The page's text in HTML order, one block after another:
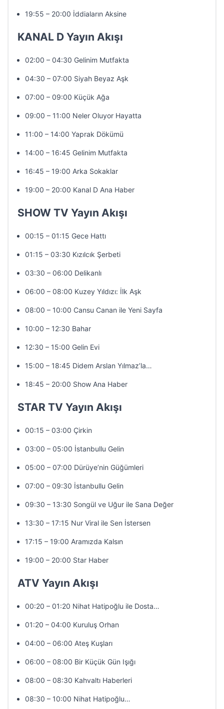
19:55 – 20:00 İddiaların Aksine
KANAL D Yayın Akışı
02:00 – 04:30 Gelinim Mutfakta
04:30 – 07:00 Siyah Beyaz Aşk
07:00 – 09:00 Küçük Ağa
09:00 – 11:00 Neler Oluyor Hayatta
11:00 – 14:00 Yaprak Dökümü
14:00 – 16:45 Gelinim Mutfakta
16:45 – 19:00 Arka Sokaklar
19:00 – 20:00 Kanal D Ana Haber
SHOW TV Yayın Akışı
00:15 – 01:15 Gece Hattı
01:15 – 03:30 Kızılcık Şerbeti
03:30 – 06:00 Delikanlı
06:00 – 08:00 Kuzey Yıldızı: İlk Aşk
08:00 – 10:00 Cansu Canan ile Yeni Sayfa
10:00 – 12:30 Bahar
12:30 – 15:00 Gelin Evi
15:00 – 18:45 Didem Arslan Yılmaz’la…
18:45 – 20:00 Show Ana Haber
STAR TV Yayın Akışı
00:15 – 03:00 Çirkin
03:00 – 05:00 İstanbullu Gelin
05:00 – 07:00 Dürüye’nin Güğümleri
07:00 – 09:30 İstanbullu Gelin
09:30 – 13:30 Songül ve Uğur ile Sana Değer
13:30 – 17:15 Nur Viral ile Sen İstersen
17:15 – 19:00 Aramızda Kalsın
19:00 – 20:00 Star Haber
ATV Yayın Akışı
00:20 – 01:20 Nihat Hatipoğlu ile Dosta…
01:20 – 04:00 Kuruluş Orhan
04:00 – 06:00 Ateş Kuşları
06:00 – 08:00 Bir Küçük Gün Işığı
08:00 – 08:30 Kahvaltı Haberleri
08:30 – 10:00 Nihat Hatipoğlu…